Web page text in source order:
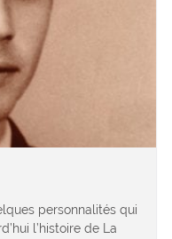
personnalités qui
l’histoire de La